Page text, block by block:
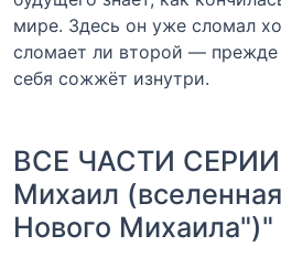
мире. Здесь он уже сломал
сломает ли второй —
себя сожжёт изнутри.
ВСЕ ЧАСТИ
Михаил
Нового Михаила")"